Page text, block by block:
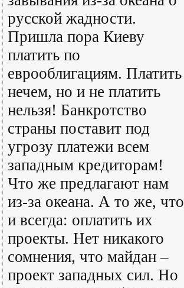
русской жадности.
Пришла пора Киеву
платить по
еврооблигациям. Платить
нечем, но и не платить
нельзя! Банкротство
страны поставит под
угрозу платежи всем
западным кредиторам!
Что же предлагают нам
из-за океана. А то же, что
и всегда: оплатить их
проекты. Нет никакого
сомнения, что майдан –
проект западных сил. Но